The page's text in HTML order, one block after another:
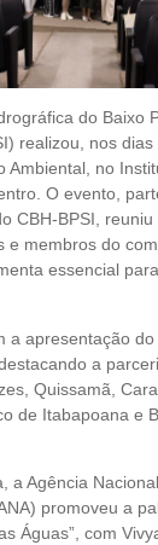
do Baixo
realizou, nos
Ambiental, no
O evento,
CBH-BPSI,
e membros do
essencial
a apresentação
a
Quissamã,
de Itabapoana e
a Agência
promoveu a
Águas”, com